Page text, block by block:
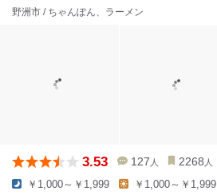
野洲市 / ちゃんぽん、ラーメン
3.53 127 人 2268 人
￥1,000～￥1,999 ￥1,000～￥1,999